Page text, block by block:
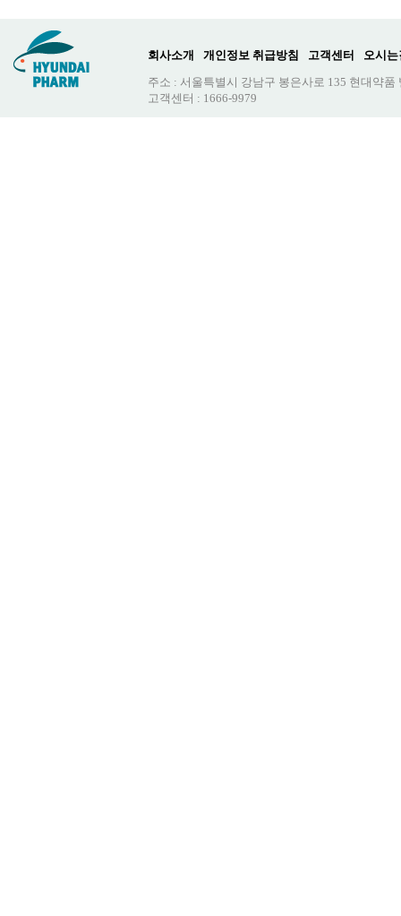
회사소개 개인정보 취급방침 고객센터
오시는
주소 : 서울특별시 강남구 봉은사로 135 현대약품
고객센터 : 1666-9979